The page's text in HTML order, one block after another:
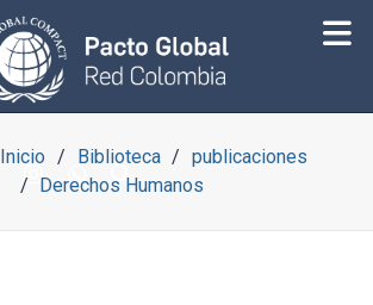
Inicio Biblioteca
publicaciones
Derechos Humanos